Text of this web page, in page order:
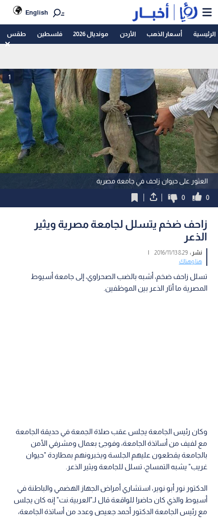
English
الرئيسية أسعار الذهب الأردن مونديال 2026 فلسطين طقس
العثور على حيوان زاحف في جامعة مصرية
1
0
0
زاحف ضخم يتسلل لجامعة مصرية ويثير
الذعر
نشر :8:29 2016/11/13
|
هنا وهناك
تسلل زاحف ضخم، أشبه بالضب الصحراوي، إلى جامعة أسيوط
المصرية ما أثار الذعر بين الموظفين.
وكان رئيس الجامعة يجلس عقب صلاة الجمعة في حديقة الجامعة
مع لفيف من أساتذة الجامعة، وفوجئ بعمال ومشرفي الأمن
بالجامعة يقطعون عليهم الجلسة ويخبرونهم بمطاردة "حيوان
غريب" يشبه التمساح، تسلل للجامعة ويثير الذعر.
الدكتور نور أبو نوير، استشاري أمراض الجهاز الهضمي والباطنة في
أسيوط والذي كان حاضرا للواقعة قال لـ"العربية.نت" إنه كان يجلس
مع رئيس الجامعة الدكتور أحمد جعيص وعدد من أساتذة الجامعة،